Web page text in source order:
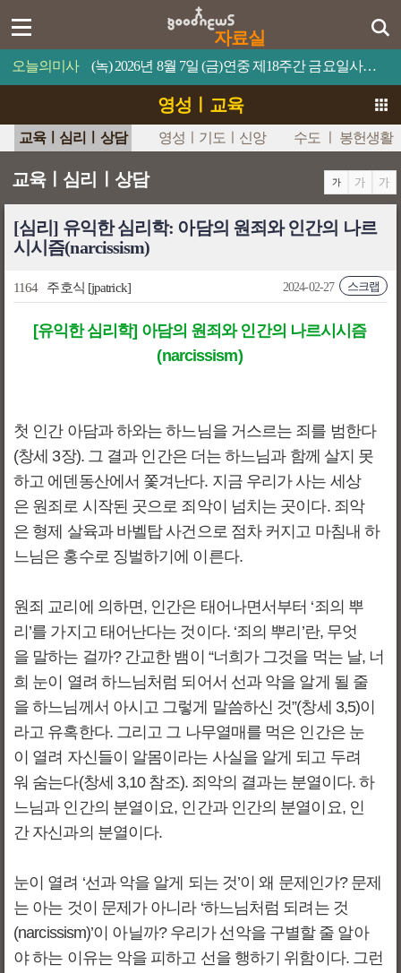
자료실
오늘의미사 (녹) 2026년 8월 7일 (금)연중 제18주간 금요일사람이 제 목숨을 무엇과 바꿀 수 있겠느냐?
영성ㅣ교육
교육ㅣ심리ㅣ상담 영성ㅣ기도ㅣ신앙 수도 ㅣ 봉헌생활
교육ㅣ심리ㅣ상담
[심리] 유익한 심리학: 아담의 원죄와 인간의 나르
시시즘(narcissism)
1164 주호식 [jpatrick] 스크랩
2024-02-27
[유익한 심리학] 아담의 원죄와 인간의 나르시시즘
(narcissism)
첫 인간 아담과 하와는 하느님을 거스르는 죄를 범한다
(창세 3장). 그 결과 인간은 더는 하느님과 함께 살지 못
하고 에덴동산에서 쫓겨난다. 지금 우리가 사는 세상
은 원죄로 시작된 곳으로 죄악이 넘치는 곳이다. 죄악
은 형제 살육과 바벨탑 사건으로 점차 커지고 마침내 하
느님은 홍수로 징벌하기에 이른다.
원죄 교리에 의하면, 인간은 태어나면서부터 ‘죄의 뿌
리’를 가지고 태어난다는 것이다. ‘죄의 뿌리’란, 무엇
을 말하는 걸까? 간교한 뱀이 “너희가 그것을 먹는 날, 너
희 눈이 열려 하느님처럼 되어서 선과 악을 알게 될 줄
을 하느님께서 아시고 그렇게 말씀하신 것”(창세 3,5)이
라고 유혹한다. 그리고 그 나무열매를 먹은 인간은 눈
이 열려 자신들이 알몸이라는 사실을 알게 되고 두려
워 숨는다(창세 3,10 참조). 죄악의 결과는 분열이다. 하
느님과 인간의 분열이요, 인간과 인간의 분열이요, 인
간 자신과의 분열이다.
눈이 열려 ‘선과 악을 알게 되는 것’이 왜 문제인가? 문제
는 아는 것이 문제가 아니라 ‘하느님처럼 되려는 것
(narcissism)’이 아닐까? 우리가 선악을 구별할 줄 알아
야 하는 이유는 악을 피하고 선을 행하기 위함이다. 그런